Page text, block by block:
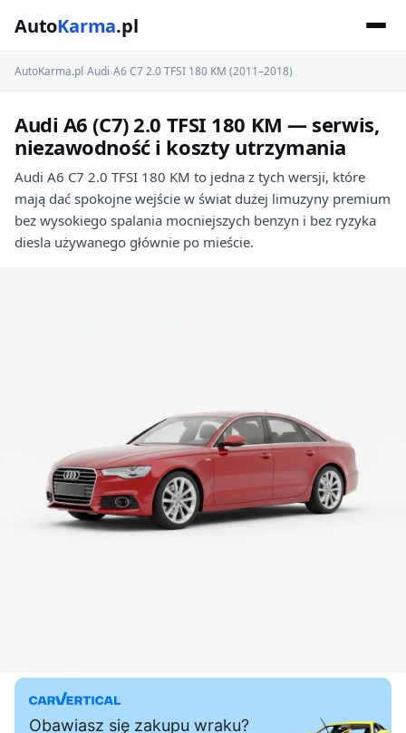
AutoKarma.pl
AutoKarma.pl›Audi›A6 C7 2.0 TFSI 180 KM (2011–2018)
Audi A6 (C7) 2.0 TFSI 180 KM — serwis,
niezawodność i koszty utrzymania
Audi A6 C7 2.0 TFSI 180 KM to jedna z tych wersji, które
mają dać spokojne wejście w świat dużej limuzyny premium
bez wysokiego spalania mocniejszych benzyn i bez ryzyka
diesla używanego głównie po mieście.